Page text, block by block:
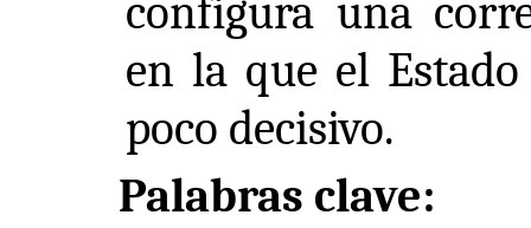
configura una
en la que el
poco decisivo.
Palabras clave: